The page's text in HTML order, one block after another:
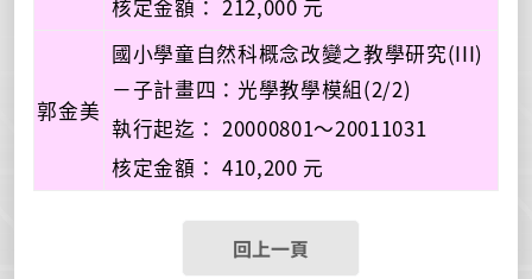
核定金額： 212,000 元
郭金美
國小學童自然科概念改變之教學研究(III)
－子計畫四：光學教學模組(2/2)
執行起迄： 20000801～20011031
核定金額： 410,200 元
回上一頁